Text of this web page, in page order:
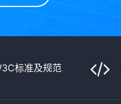
标准及规范